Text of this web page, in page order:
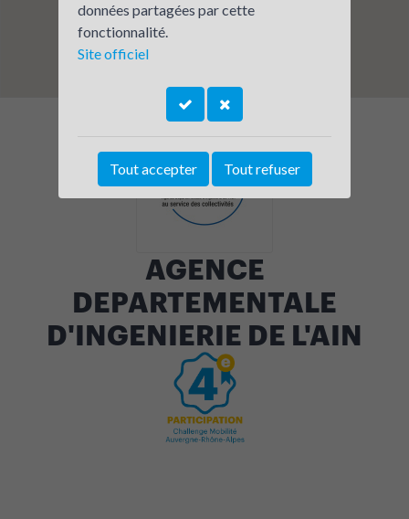
AGENCE
DEPARTEMENTALE
D'INGENIERIE DE L'AIN
données partagées par cette
fonctionnalité.
Site officiel
Tout accepter Tout refuser